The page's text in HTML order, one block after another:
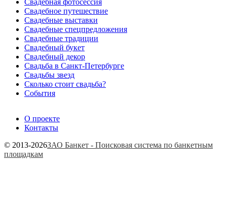
Свадебная фотосессия
Свадебное путешествие
Свадебные выставки
Свадебные спецпредложения
Свадебные традиции
Свадебный букет
Свадебный декор
Свадьба в Санкт-Петербурге
Свадьбы звезд
Сколько стоит свадьба?
События
О проекте
Контакты
© 2013-2026ЗАО Банкет - Поисковая система по банкетным
площадкам